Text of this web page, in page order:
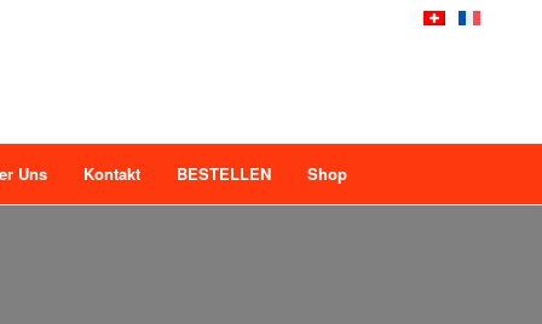
Uns Kontakt BESTELLEN Shop